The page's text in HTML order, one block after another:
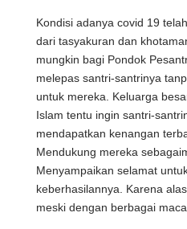
Kondisi adanya covid 19
dari tasyakuran dan
mungkin bagi Pondok
melepas santri-santrinya
untuk mereka. Keluarga
Islam tentu ingin santri-
mendapatkan kenangan
Mendukung mereka
Menyampaikan selamat
keberhasilannya. Karena
meski dengan berbagai